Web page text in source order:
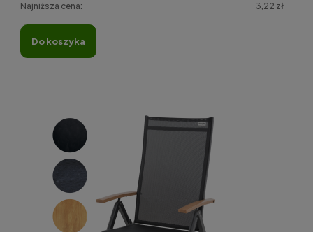
Najniższa cena: 3,22 zł
do koszyka